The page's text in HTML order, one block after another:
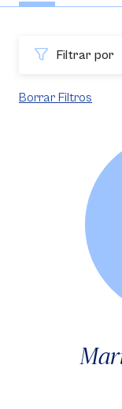
Filtrar por
Borrar Filtros